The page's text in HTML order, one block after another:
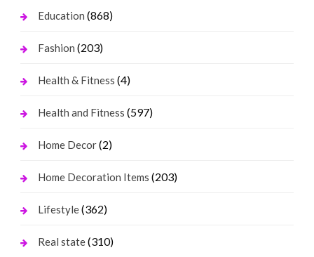
Education (868)
Fashion (203)
Health & Fitness (4)
Health and Fitness (597)
Home Decor(2)
Home Decoration Items (203)
Lifestyle(362)
Real state(310)